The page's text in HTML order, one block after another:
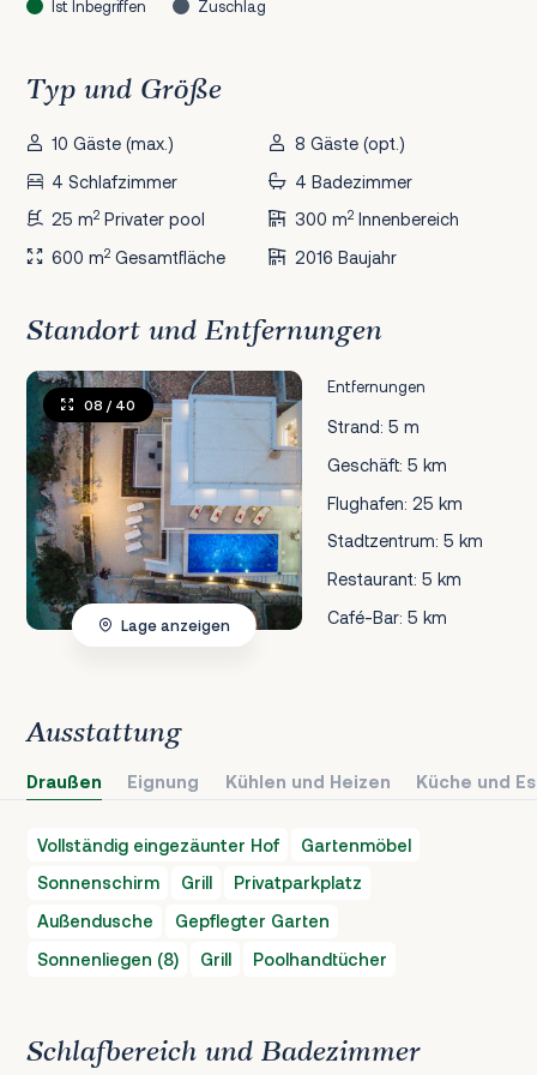
Ist Inbegriffen Zuschlag
Typ und Größe
10 Gäste (max.)
8 Gäste (opt.)
4 Schlafzimmer
4 Badezimmer
25 m2 Privater pool 300 m2Innenbereich
600 m2 Gesamtfläche 2016 Baujahr
Standort und Entfernungen
Entfernungen
Strand: 5 m
Geschäft: 5 km
Flughafen: 25 km
Stadtzentrum: 5 km
Restaurant: 5 km
Café-Bar: 5 km
08 / 40
Lage anzeigen
Ausstattung
Draußen Eignung Kühlen und Heizen Küche und
Vollständig eingezäunter Hof
Gartenmöbel
Sonnenschirm
Grill
Privatparkplatz
Außendusche
Gepflegter Garten
Sonnenliegen (8)
Grill Poolhandtücher
Schlafbereich und Badezimmer